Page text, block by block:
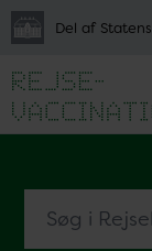
Del af